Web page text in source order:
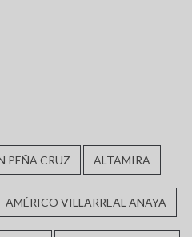
PEÑA CRUZ ALTAMIRA
AMÉRICO VILLARREAL ANAYA